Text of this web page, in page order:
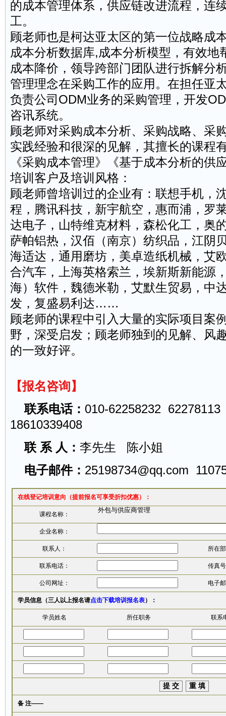
的成本管理体系，供应链改进流程，连
工。
顾老师也是柯达亚太区的第一位战略成
成本分析数据库,成本分析模型，有效地
成本降价， 领导跨部门团队进行拆解分
管理理念在采购工作的应用。在担任亚
负责公司ODM业务的采购管理，开发
咨讯系统。
顾老师对采购成本分析、采购战略、采
实践经验和很深的见解，其擅长的课程
《采购成本管理》《基于成本分析的
培训 客户及培训风格：
顾老师曾培训过的企业有：联想手机，
程，腾讯科技，新宇航空，惠而浦，罗
达电子，山特维克材料，森松化工，奥
萨帕铝热，汉佰（南京）纺织品，江阴
海适达，通用磨坊，美卓造纸机械，艾
合汽车，上海英格索兰，埃新斯新能源
海）软件，魏德米勒，艾默生贸易，中
发，复盛易利达……
顾老师的课程中引入大量的实际项目案
野，深受启发；顾老师独到的见解、风
的一致好评。
【报名咨询】
联系电话： 010-62258232
18610339408
联 系 人： 李先生 陈小姐
电子邮件： 25198734@qq.com
在线登记培训意向（提前报名可享受折扣优惠）：
课程名称：
企业名称：
联系人： 所在
联系电话： 传真
公司网址： 电子
学员信息（三人以上报名请点击下载培训报名表）：
学员姓名 所任职务 联系
备 注——